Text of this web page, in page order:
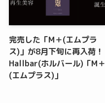
完売した「M＋(エムプラ
ス)」が8月下旬に再入荷！
Hallbar(ホルバール)「M＋
(エムプラス)」